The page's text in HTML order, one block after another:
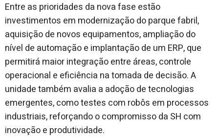
Entre as prioridades da nova fase estão
investimentos em modernização do parque fabril,
aquisição de novos equipamentos, ampliação do
nível de automação e implantação de um ERP, que
permitirá maior integração entre áreas, controle
operacional e eficiência na tomada de decisão. A
unidade também avalia a adoção de tecnologias
emergentes, como testes com robôs em processos
industriais, reforçando o compromisso da SH com
inovação e produtividade.